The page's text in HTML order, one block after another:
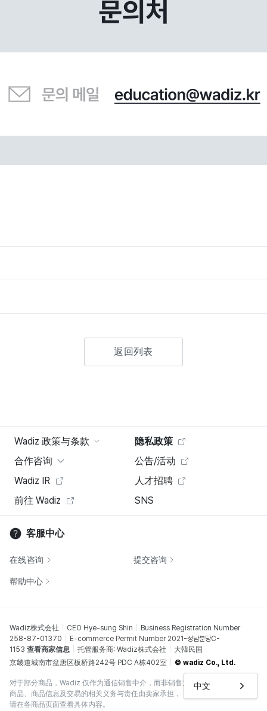
中文
返回列表
Wadiz 政策与条款
隐私政策
合作咨询
公告/活动
Wadiz IR
人才招聘
前往 Wadiz
SNS
客服中心
在线咨询 提交咨询
帮助中心
Wadiz株式会社 CEO Hye-sung Shin
Business Registration Number
258-87-01370
E-commerce Permit Number 2021-성남분당C-
1153 查看商家信息 托管服务商: Wadiz株式会社
大韓民国
京畿道城南市盆唐区板桥路242号 PDC A栋402室
© wadiz Co., Ltd.
对于部分商品，Wadiz 仅作为通信销售中介，而非销售方。在此类情况下，
商品、商品信息及交易的相关义务与责任由卖家承担，
请在各商品页面查看具体内容。